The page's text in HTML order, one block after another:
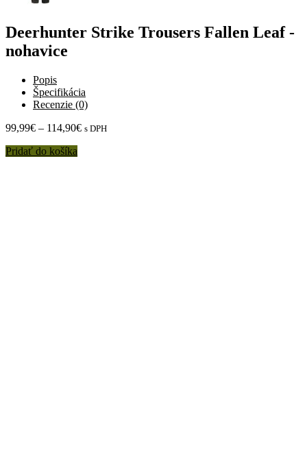
Deerhunter Strike Trousers Fallen Leaf -
nohavice
Popis
Špecifikácia
Recenzie (0)
99,99€ – 114,90€ s DPH
Pridať do košíka